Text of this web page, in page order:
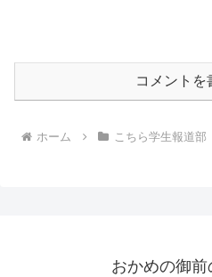
コメントを
ホーム こちら学生報道部
おかめの御